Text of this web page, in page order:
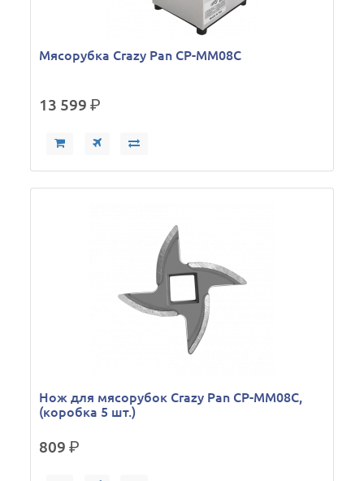
Мясорубка Crazy Pan CP-MM08C
13 599р.
Нож для мясорубок Crazy Pan CP-MM08C,
(коробка 5 шт.)
809р.